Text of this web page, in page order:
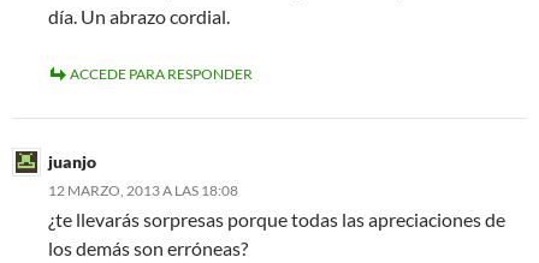
día. Un abrazo cordial.
ACCEDE PARA RESPONDER
juanjo
12 MARZO, 2013 A LAS 18:08
¿te llevarás sorpresas porque todas las apreciaciones de
los demás son erróneas?